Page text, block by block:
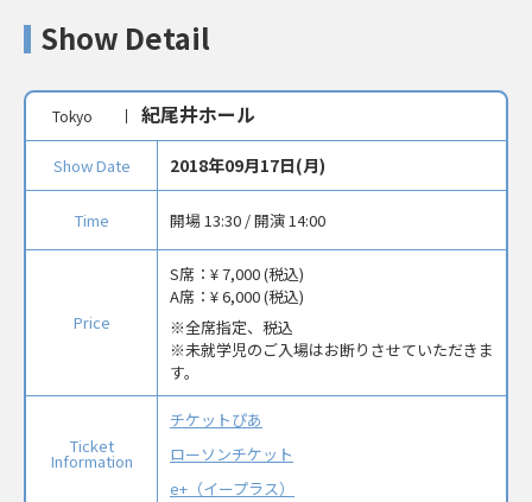
Show Detail
Tokyo 紀尾井ホール
Show Date 2018年09月17日(月)
Time 開場 13:30 / 開演 14:00
Price
S席： ¥ 7,000 (税込)
A席： ¥ 6,000 (税込)
全席指定、税込
※未就学児のご入場はお断りさせていただきま
す。
Ticket
Information
チケットぴあ
ローソンチケット
e+（イープラス）